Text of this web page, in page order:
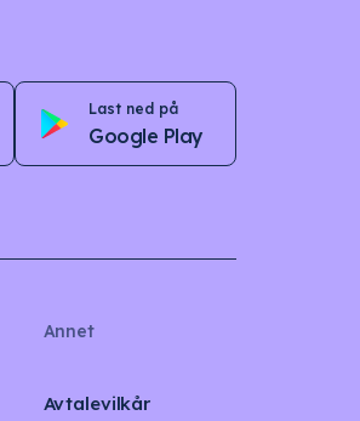
Last ned på
Google Play
Annet
Avtalevilkår